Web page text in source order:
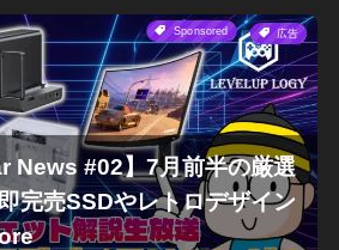
Sponsored 広告
News #02】7月前半の厳選
完売SSDやレトロデザイン